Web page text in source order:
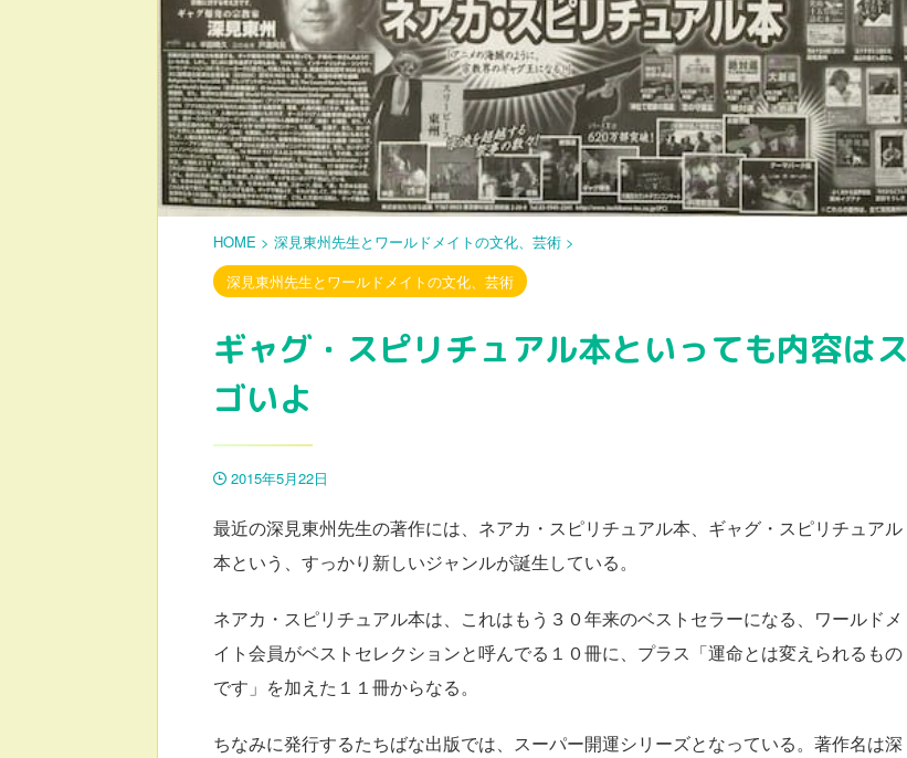
HOME > 深見東州先生とワールドメイトの文化、芸術 >
深見東州先生とワールドメイトの文化、芸術
ギャグ・スピリチュアル本といっても内容はス
ゴいよ
2015年5月22日
最近の深見東州先生の著作には、ネアカ・スピリチュアル本、ギャグ・スピリチュアル
本という、すっかり新しいジャンルが誕生している。
ネアカ・スピリチュアル本は、これはもう３０年来のベストセラーになる、ワールドメ
イト会員がベストセレクションと呼んでる１０冊に、プラス「運命とは変えられるもの
です」を加えた１１冊からなる。
ちなみに発行するたちばな出版では、スーパー開運シリーズとなっている。著作名は深